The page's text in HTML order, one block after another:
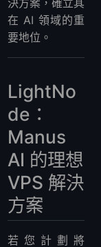
決方案，確立其
在 AI 領域的重
要地位。
LightNo
de：
Manus
AI 的理想
VPS 解決
方案
若您計劃將